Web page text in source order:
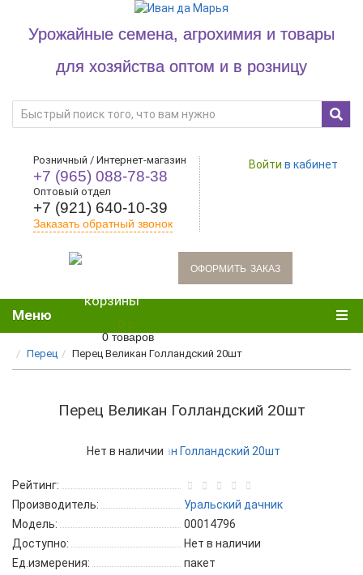
Урожайные семена, агрохимия и товары
для хозяйства оптом и в розницу
Розничный / Интернет-магазин
+7 (965) 088-78-38
Оптовый отдел
+7 (921) 640-10-39
Заказать обратный звонок
Войти в кабинет
oформить заказ
0 товаров
Меню
Перец Перец Великан Голландский 20шт
Перец Великан Голландский 20шт
Нет в наличии
Рейтинг:
Производитель:
Уральский дачник
Модель:
00014796
Доступно:
Нет в наличии
Ед.измерения:
пакет